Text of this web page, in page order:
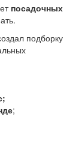
посадочных
подборку
;
;